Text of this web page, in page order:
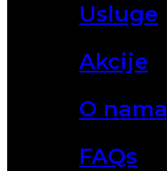
Usluge
Akcije
O nama
FAQs